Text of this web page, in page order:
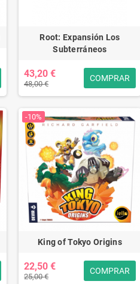
Root: Expansión Los
Subterráneos
43,20 €
48,00 €
COMPRAR
-10%
King of Tokyo Origins
22,50 €
25,00 €
COMPRAR